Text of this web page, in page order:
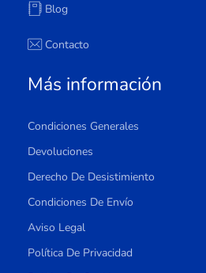
Blog
Contacto
Más información
Condiciones Generales
Devoluciones
Derecho De Desistimiento
Condiciones De Envío
Aviso Legal
Política De Privacidad